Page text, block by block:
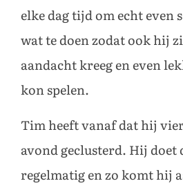
elke dag tijd om echt even
wat te doen zodat ook hij
aandacht kreeg en even
kon spelen.
Tim heeft vanaf dat hij
avond geclusterd. Hij doet
regelmatig en zo komt hij